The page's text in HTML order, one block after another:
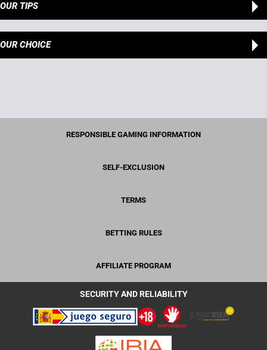
OUR TIPS
OUR CHOICE
RESPONSIBLE GAMING INFORMATION
SELF-EXCLUSION
TERMS
BETTING RULES
AFFILIATE PROGRAM
SECURITY AND RELIABILITY